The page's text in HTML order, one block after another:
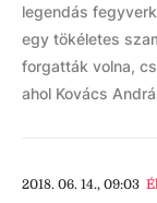
legendás
egy tökéletes
forgatták volna,
ahol Kovács
2018. 06. 14., 09:03